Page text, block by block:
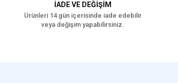
İADE VE DEĞİŞİM
Ürünleri 14 gün içerisinde iade edebilir
veya değişim yapabilirsiniz.